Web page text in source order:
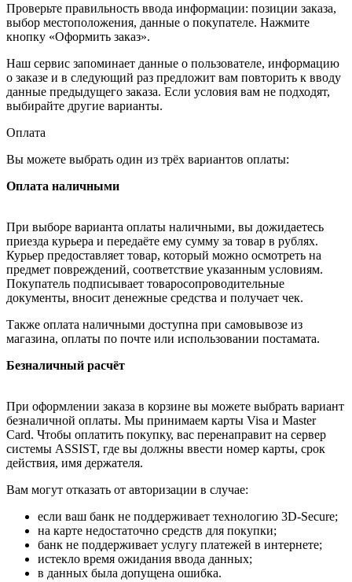
Проверьте правильность ввода информации: позиции заказа,
выбор местоположения, данные о покупателе. Нажмите
кнопку «Оформить заказ».
Наш сервис запоминает данные о пользователе, информацию
о заказе и в следующий раз предложит вам повторить к вводу
данные предыдущего заказа. Если условия вам не подходят,
выбирайте другие варианты.
Оплата
Вы можете выбрать один из трёх вариантов оплаты:
Оплата наличными
При выборе варианта оплаты наличными, вы дожидаетесь
приезда курьера и передаёте ему сумму за товар в рублях.
Курьер предоставляет товар, который можно осмотреть на
предмет повреждений, соответствие указанным условиям.
Покупатель подписывает товаросопроводительные
документы, вносит денежные средства и получает чек.
Также оплата наличными доступна при самовывозе из
магазина, оплаты по почте или использовании постамата.
Безналичный расчёт
При оформлении заказа в корзине вы можете выбрать вариант
безналичной оплаты. Мы принимаем карты Visa и Master
Card. Чтобы оплатить покупку, вас перенаправит на сервер
системы ASSIST, где вы должны ввести номер карты, срок
действия, имя держателя.
Вам могут отказать от авторизации в случае:
если ваш банк не поддерживает технологию 3D-Secure;
на карте недостаточно средств для покупки;
банк не поддерживает услугу платежей в интернете;
истекло время ожидания ввода данных;
в данных была допущена ошибка.